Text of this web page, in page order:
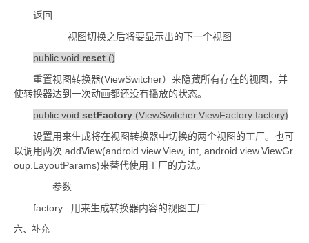
返回
视图切换之后将要显示出的下一个视图
public void reset ()
重置视图转换器(ViewSwitcher）来隐藏所有存在的视图，并
使转换器达到一次动画都还没有播放的状态。
public void setFactory (ViewSwitcher.ViewFactory factory)
设置用来生成将在视图转换器中切换的两个视图的工厂。也可
以调用两次 addView(android.view.View, int, android.view.ViewGr
oup.LayoutParams)来替代使用工厂的方法。
参数
factory
用来生成转换器内容的视图工厂
六、补充